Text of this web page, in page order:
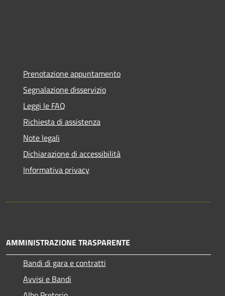
Prenotazione appuntamento
Segnalazione disservizio
Leggi le FAQ
Richiesta di assistenza
Note legali
Dichiarazione di accessibilità
Informativa privacy
AMMINISTRAZIONE TRASPARENTE
Bandi di gara e contratti
Avvisi e Bandi